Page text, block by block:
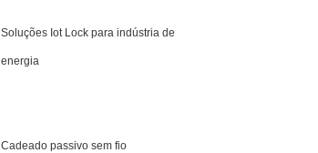
Soluções Iot Lock para indústria de
energia
Cadeado passivo sem fio